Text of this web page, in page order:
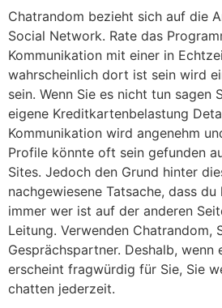
Chatrandom bezieht sich auf die
Social Network. Rate das
Kommunikation mit einer in
wahrscheinlich dort ist sein wird
sein. Wenn Sie es nicht tun sagen
eigene Kreditkartenbelastung
Kommunikation wird angenehm
Profile könnte oft sein gefunden
Sites. Jedoch den Grund hinter
nachgewiesene Tatsache, dass
immer wer ist auf der anderen
Leitung. Verwenden Chatrandom,
Gesprächspartner. Deshalb,
erscheint fragwürdig für Sie, Sie
chatten jederzeit.